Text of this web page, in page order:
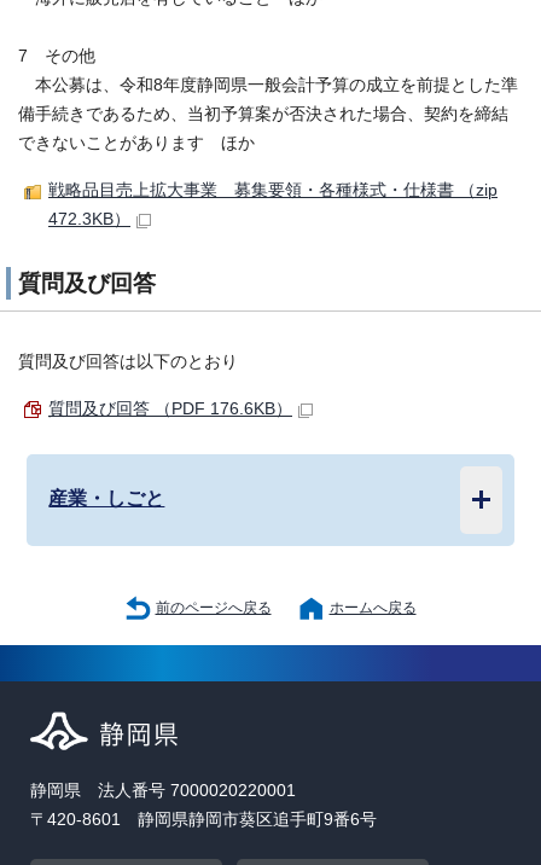
7 その他
本公募は、令和8年度静岡県一般会計予算の成立を前提とした準
備手続きであるため、当初予算案が否決された場合、契約を締結
できないことがあります ほか
戦略品目売上拡大事業 募集要領・各種様式・仕様書 （zip
472.3KB）
質問及び回答
質問及び回答は以下のとおり
質問及び回答 （PDF 176.6KB）
産業・しごと
前のページへ戻る ホームへ戻る
静岡県 法人番号 7000020220001
〒420-8601 静岡県静岡市葵区追手町9番6号